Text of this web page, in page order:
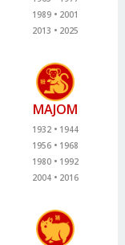
1989
2001
2013
2025
MAJOM
1932
1944
1956
1968
1980
1992
2004
2016